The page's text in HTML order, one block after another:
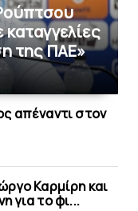
της ΠAΕ»
απέναντι στoν
Καρμίρη και
για το φι...